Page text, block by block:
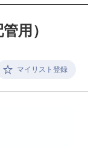
用）
マイリスト登録